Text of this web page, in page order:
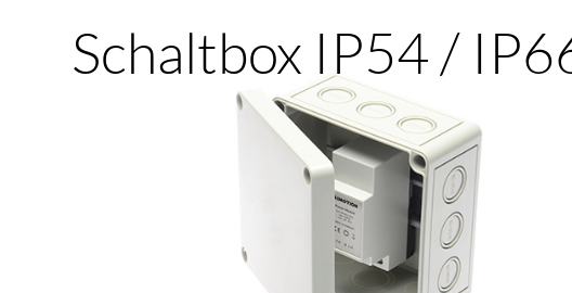
Schaltbox IP54 /